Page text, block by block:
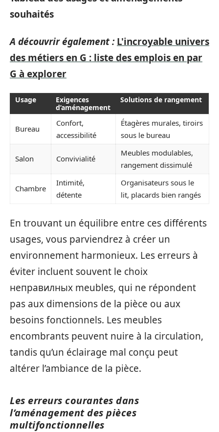
souhaités
A découvrir également : L'incroyable univers
des métiers en G : liste des emplois en par
G à explorer
Usage
Exigences
d’aménagement
Solutions de rangement
Bureau
Confort,
accessibilité
Étagères murales, tiroirs
sous le bureau
Salon Convivialité
Meubles modulables,
rangement dissimulé
Chambre
Intimité,
détente
Organisateurs sous le
lit, placards bien rangés
En trouvant un équilibre entre ces différents
usages, vous parviendrez à créer un
environnement harmonieux. Les erreurs à
éviter incluent souvent le choix
неправилных meubles, qui ne répondent
pas aux dimensions de la pièce ou aux
besoins fonctionnels. Les meubles
encombrants peuvent nuire à la circulation,
tandis qu’un éclairage mal conçu peut
altérer l’ambiance de la pièce.
Les erreurs courantes dans
l’aménagement des pièces
multifonctionnelles